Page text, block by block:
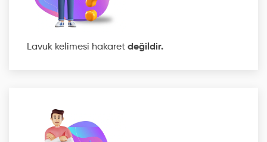
Lavuk kelimesi hakaret değildir.